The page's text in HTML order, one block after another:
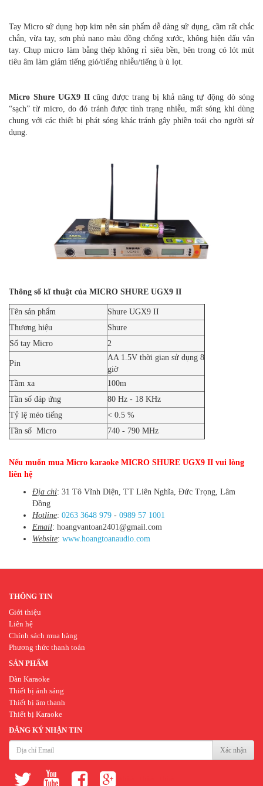
Tay Micro sử dụng hợp kim nên sản phẩm dễ dàng sử dụng, cầm rất chắc
chắn, vừa tay, sơn phủ nano màu đồng chống xước, không hiện dấu vân
tay. Chụp micro làm bằng thép không rỉ siêu bền, bên trong có lót mút
tiêu âm làm giảm tiếng gió/tiếng nhiễu/tiếng ù ù lọt.
Micro Shure UGX9 IIcũng được trang bị khả năng tự động dò sóng
“sạch” từ micro, do đó tránh được tình trạng nhiễu, mất sóng khi dùng
chung với các thiết bị phát sóng khác tránh gây phiền toái cho người sử
dụng.
Thông số kĩ thuật của MICRO SHURE UGX9 II
Tên sản phẩm
Shure UGX9 II
Thương hiệu
Shure
Số tay Micro
2
Pin
AA 1.5V thời gian sử dụng 8
giờ
Tầm xa
100m
Tần số đáp ứng
80 Hz - 18 KHz
Tỷ lệ méo tiếng
< 0.5 %
Tần số Micro
740 - 790 MHz
Nếu muốn mua Micro karaoke MICRO SHURE UGX9 II vui lòng
liên hệ
Địa chỉ: 31 Tô Vĩnh Diện, TT Liên Nghĩa, Đức Trọng, Lâm
Đồng
Hotline: 0263 3648 979 - 0989 57 1001
Email: hoangvantoan2401@gmail.com
Website: www.hoangtoanaudio.com
THÔNG TIN
Giới thiệu
Liên hệ
Chính sách mua hàng
Phương thức thanh toán
SẢN PHẨM
Dàn Karaoke
Thiết bị ánh sáng
Thiết bị âm thanh
Thiết bị Karaoke
ĐĂNG KÝ NHẬN TIN
Xác nhận